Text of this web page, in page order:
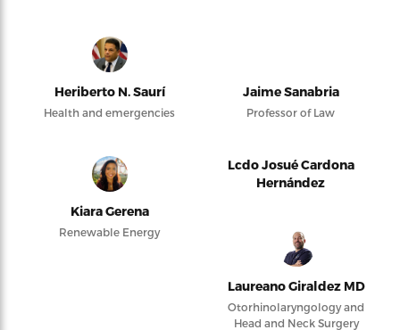
Heriberto N. Saurí
Health and emergencies
Jaime Sanabria
Professor of Law
Kiara Gerena
Renewable Energy
Lcdo Josué Cardona
Hernández
Laureano Giraldez MD
Otorhinolaryngology and
Head and Neck Surgery